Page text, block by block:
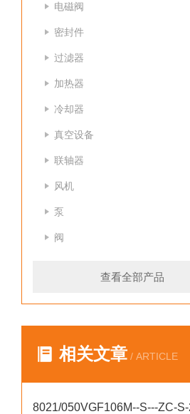
电磁阀
密封件
过滤器
加热器
冷却器
真空设备
联轴器
风机
泵
阀
查看全部产品
相关文章 / ARTICLE